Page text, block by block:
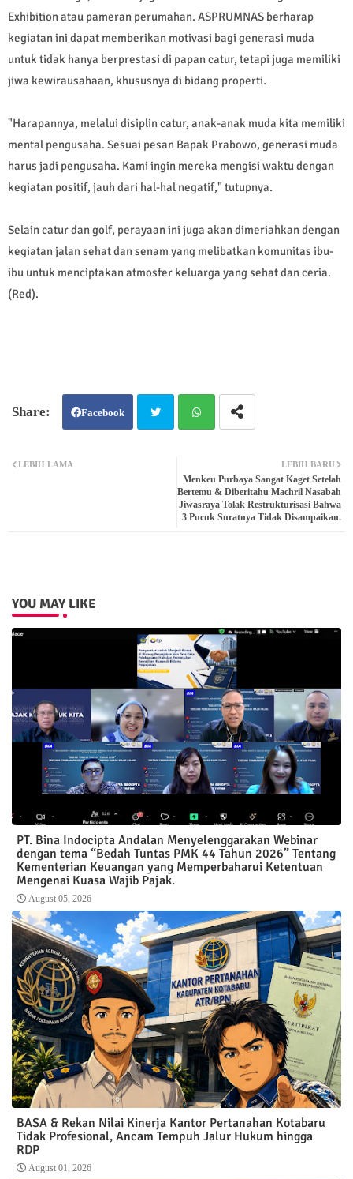
Exhibition atau pameran perumahan. ASPRUMNAS berharap
kegiatan ini dapat memberikan motivasi bagi generasi muda
untuk tidak hanya berprestasi di papan catur, tetapi juga memiliki
jiwa kewirausahaan, khususnya di bidang properti.
​"Harapannya, melalui disiplin catur, anak-anak muda kita memiliki
mental pengusaha. Sesuai pesan Bapak Prabowo, generasi muda
harus jadi pengusaha. Kami ingin mereka mengisi waktu dengan
kegiatan positif, jauh dari hal-hal negatif," tutupnya.
​Selain catur dan golf, perayaan ini juga akan dimeriahkan dengan
kegiatan jalan sehat dan senam yang melibatkan komunitas ibu-
ibu untuk menciptakan atmosfer keluarga yang sehat dan ceria.
(Red).
Facebook
atsa
pp
LEBIH BARU
Menkeu Purbaya Sangat Kaget Setelah
Bertemu & Diberitahu Machril Nasabah
Jiwasraya Tolak Restrukturisasi Bahwa
3 Pucuk Suratnya Tidak Disampaikan.
LEBIH LAMA
YOU MAY LIKE
PT. Bina Indocipta Andalan Menyelenggarakan Webinar
dengan tema “Bedah Tuntas PMK 44 Tahun 2026” Tentang
Kementerian Keuangan yang Memperbaharui Ketentuan
Mengenai Kuasa Wajib Pajak.
August 05, 2026
BASA & Rekan Nilai Kinerja Kantor Pertanahan Kotabaru
Tidak Profesional, Ancam Tempuh Jalur Hukum hingga
RDP
August 01, 2026